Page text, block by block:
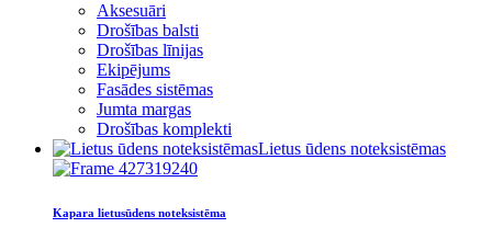
Aksesuāri
Drošības balsti
Drošības līnijas
Ekipējums
Fasādes sistēmas
Jumta margas
Drošības komplekti
Lietus ūdens noteksistēmas
Kapara lietusūdens noteksistēma